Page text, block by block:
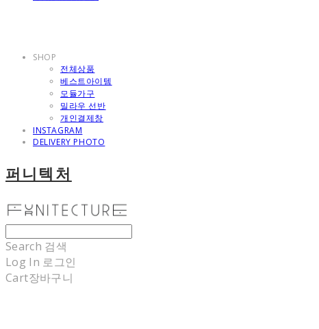
SHOP
전체상품
베스트아이템
모듈가구
밀라우 선반
개인결제창
INSTAGRAM
DELIVERY PHOTO
퍼니텍처
Search 검색
Log In 로그인
Cart장바구니